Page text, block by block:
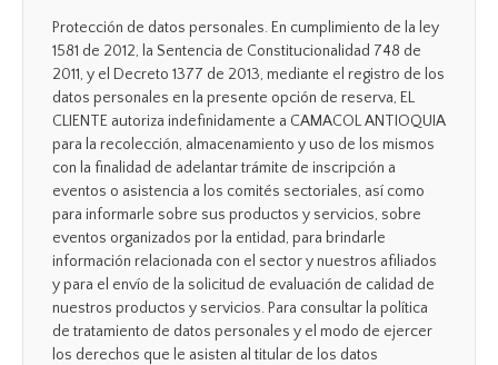
Protección de datos personales. En cumplimiento de la ley
1581 de 2012, la Sentencia de Constitucionalidad 748 de
2011, y el Decreto 1377 de 2013, mediante el registro de los
datos personales en la presente opción de reserva, EL
CLIENTE autoriza indefinidamente a CAMACOL ANTIOQUIA
para la recolección, almacenamiento y uso de los mismos
con la finalidad de adelantar trámite de inscripción a
eventos o asistencia a los comités sectoriales, así como
para informarle sobre sus productos y servicios, sobre
eventos organizados por la entidad, para brindarle
información relacionada con el sector y nuestros afiliados
y para el envío de la solicitud de evaluación de calidad de
nuestros productos y servicios. Para consultar la política
de tratamiento de datos personales y el modo de ejercer
los derechos que le asisten al titular de los datos